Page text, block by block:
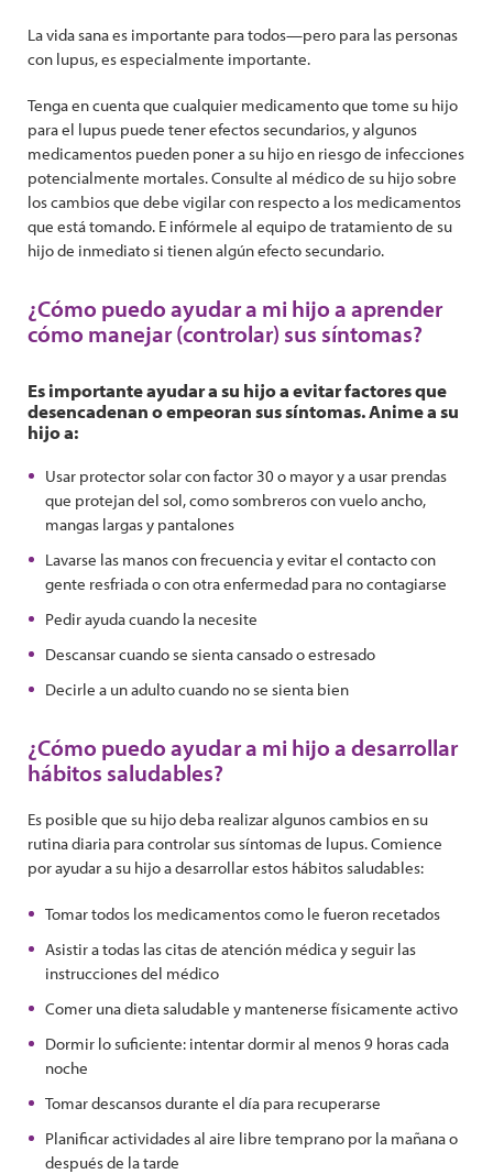
La vida sana es importante para todos—pero para las personas
con lupus, es especialmente importante.
Tenga en cuenta que cualquier medicamento que tome su hijo
para el lupus puede tener efectos secundarios, y algunos
medicamentos pueden poner a su hijo en riesgo de infecciones
potencialmente mortales. Consulte al médico de su hijo sobre
los cambios que debe vigilar con respecto a los medicamentos
que está tomando. E infórmele al equipo de tratamiento de su
hijo de inmediato si tienen algún efecto secundario.
¿Cómo puedo ayudar a mi hijo a aprender
cómo manejar (controlar) sus síntomas?
Es importante ayudar a su hijo a evitar factores que
desencadenan o empeoran sus síntomas. Anime a su
hijo a:
Usar protector solar con factor 30 o mayor y a usar prendas
que protejan del sol, como sombreros con vuelo ancho,
mangas largas y pantalones
Lavarse las manos con frecuencia y evitar el contacto con
gente resfriada o con otra enfermedad para no contagiarse
Pedir ayuda cuando la necesite
Descansar cuando se sienta cansado o estresado
Decirle a un adulto cuando no se sienta bien
¿Cómo puedo ayudar a mi hijo a desarrollar
hábitos saludables?
Es posible que su hijo deba realizar algunos cambios en su
rutina diaria para controlar sus síntomas de lupus. Comience
por ayudar a su hijo a desarrollar estos hábitos saludables:
Tomar todos los medicamentos como le fueron recetados
Asistir a todas las citas de atención médica y seguir las
instrucciones del médico
Comer una dieta saludable y mantenerse físicamente activo
Dormir lo suficiente: intentar dormir al menos 9 horas cada
noche
Tomar descansos durante el día para recuperarse
Planificar actividades al aire libre temprano por la mañana o
después de la tarde